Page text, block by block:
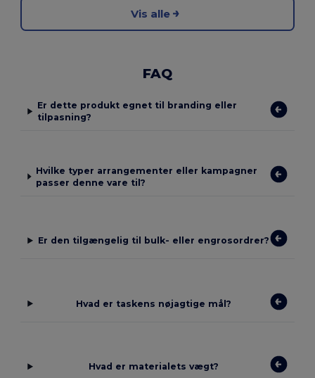
Vis alle
FAQ
Er dette produkt egnet til branding eller
tilpasning?
Hvilke typer arrangementer eller kampagner
passer denne vare til?
Er den tilgængelig til bulk- eller engrosordrer?
Hvad er taskens nøjagtige mål?
Hvad er materialets vægt?